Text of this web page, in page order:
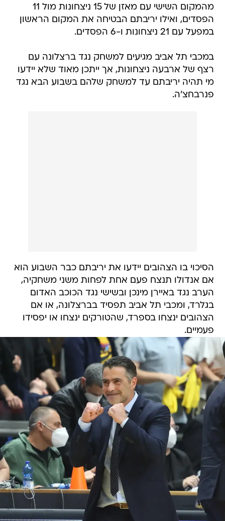
מהמקום השישי עם מאזן של 15 ניצחונות מול 11
הפסדים, ואילו יריבתם הבטיחה את המקום הראשון
במפעל עם 21 ניצחונות ו-6 הפסדים.
במכבי תל אביב מגיעים למשחק נגד ברצלונה עם
רצף של ארבעה ניצחונות, אך ייתכן מאוד שלא יידעו
מי תהיה יריבתם עד למשחק שלהם בשבוע הבא נגד
פנרבחצ'ה.
הסיכוי בו הצהובים יידעו את יריבתם כבר השבוע הוא
אם אנדולו תנצח פעם אחת לפחות משני משחקיה,
הערב נגד באיירן מינכן ובשישי נגד הכוכב האדום
בגלרד, ומכבי תל אביב תפסיד בברצלונה, או אם
הצהובים ינצחו בספרד, שהטורקים ינצחו או יפסידו
פעמיים.